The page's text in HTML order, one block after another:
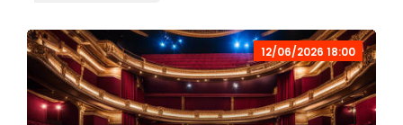
12/06/2026 18:00